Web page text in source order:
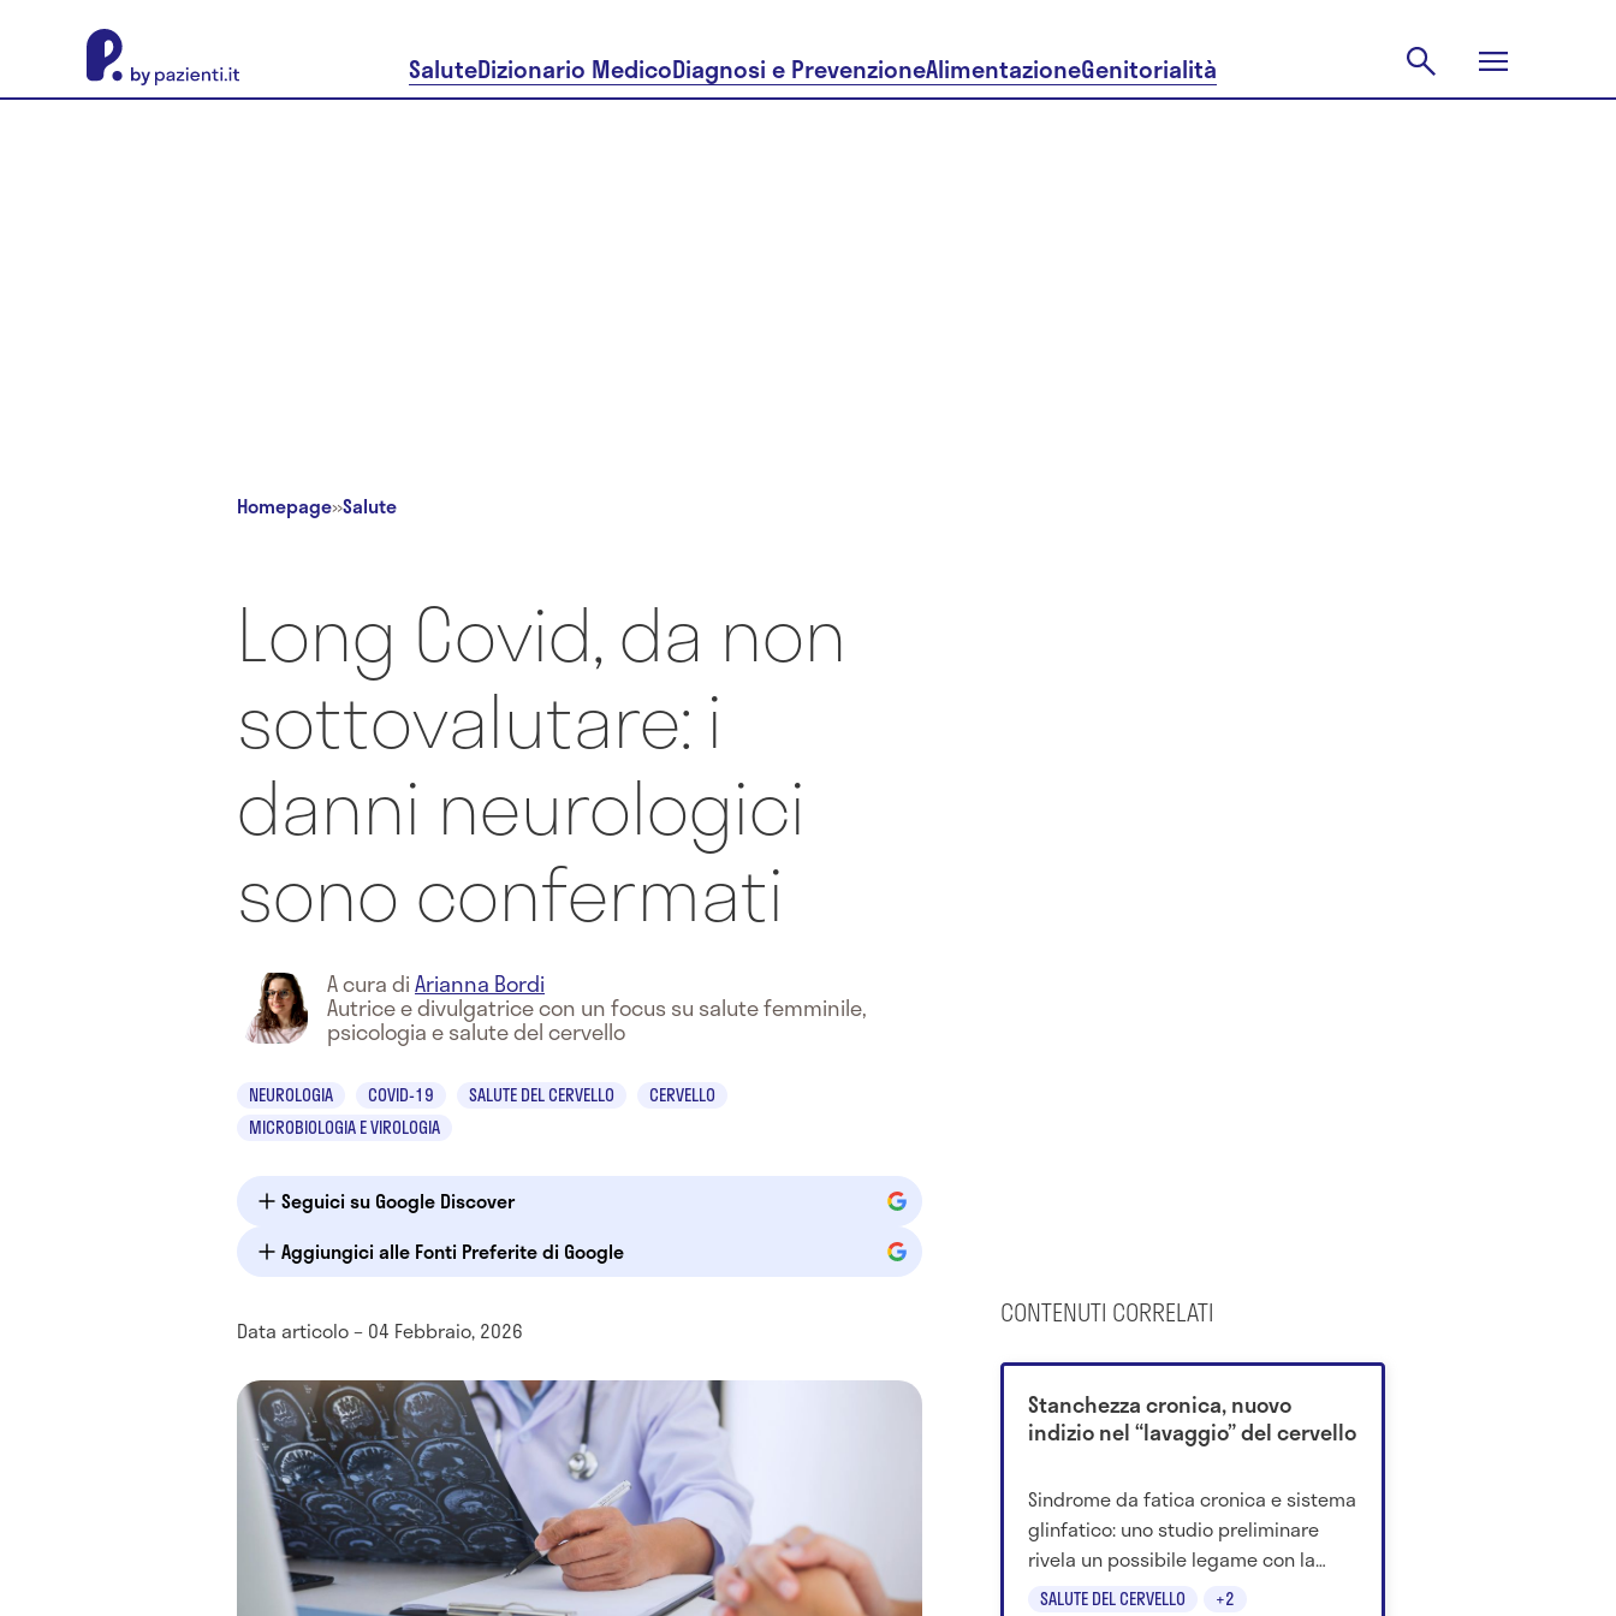
SaluteDizionario MedicoDiagnosi e PrevenzioneAlimentazioneGenitorialità
Homepage»Salute
Long Covid, da non
sottovalutare: i
danni neurologici
sono confermati
A cura diArianna Bordi
Autrice e divulgatrice con un focus su salute femminile,
psicologia e salute del cervello
NEUROLOGIA COVID-19 SALUTE DEL CERVELLO
CERVELLO
MICROBIOLOGIA E VIROLOGIA
Seguici su Google Discover
Aggiungici alle Fonti Preferite di Google
Data articolo – 04 Febbraio, 2026
CONTENUTI CORRELATI
SALUTE DEL CERVELLO +2
Stanchezza cronica, nuovo
indizio nel “lavaggio” del cervello
Sindrome da fatica cronica e sistema
glinfatico: uno studio preliminare
rivela un possibile legame con la
ridotta eliminazione delle scorie